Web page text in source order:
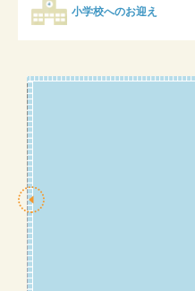
小学校へのお迎え